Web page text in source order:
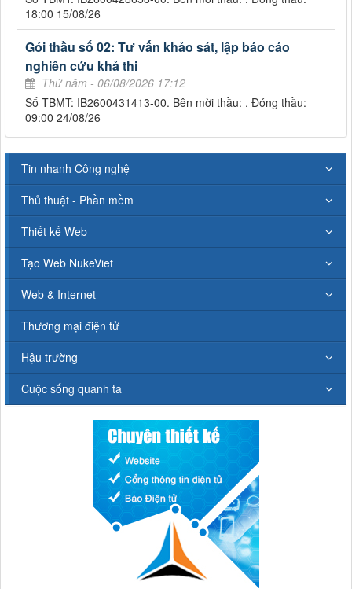
18:00 15/08/26
Gói thầu số 02: Tư vấn khảo sát, lập báo cáo
nghiên cứu khả thi
Thứ năm - 06/08/2026 17:12
Số TBMT: IB2600431413-00. Bên mời thầu: . Đóng thầu:
09:00 24/08/26
Tin nhanh Công nghệ
Thủ thuật - Phần mềm
Thiết kế Web
Tạo Web NukeViet
Web & Internet
Thương mại điện tử
Hậu trường
Cuộc sống quanh ta